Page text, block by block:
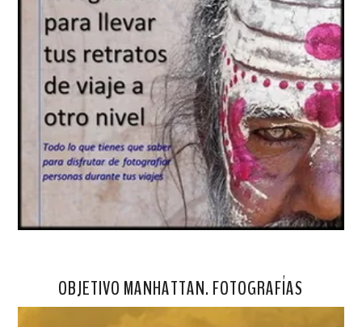
OBJETIVO MANHATTAN. FOTOGRAFÍAS